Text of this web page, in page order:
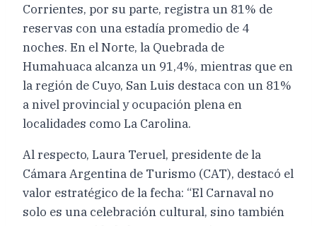
Corrientes, por su parte, registra un 81% de
reservas con una estadía promedio de 4
noches. En el Norte, la Quebrada de
Humahuaca alcanza un 91,4%, mientras que en
la región de Cuyo, San Luis destaca con un 81%
a nivel provincial y ocupación plena en
localidades como La Carolina.
Al respecto, Laura Teruel, presidente de la
Cámara Argentina de Turismo (CAT), destacó el
valor estratégico de la fecha: “El Carnaval no
solo es una celebración cultural, sino también